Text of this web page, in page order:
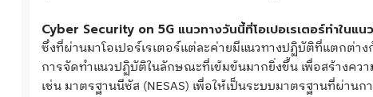
Cyber Security on 5G แนวทางวันนี้ที่โอเปอเรเตอร์ทำในแ
ซึ่งที่ผ่านมาโอเปอร์เรเตอร์แต่ละค่ายมีแนวทางปฏิบัติที่แตกต่
การจัดทำแนวปฏิบัติในลักษณะที่เข้มข้นมากยิ่งขึ้น เพื่อสร้างคว
เช่น มาตรฐานนีซัส (NESAS) เพื่อให้เป็นระบบมาตรฐานที่ผ่าน